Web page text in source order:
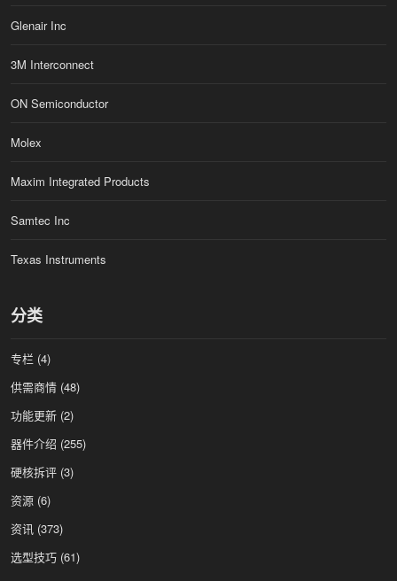
Glenair Inc
3M Interconnect
ON Semiconductor
Molex
Maxim Integrated Products
Samtec Inc
Texas Instruments
分类
专栏 (4)
供需商情 (48)
功能更新 (2)
器件介绍 (255)
硬核拆评 (3)
资源 (6)
资讯 (373)
选型技巧 (61)